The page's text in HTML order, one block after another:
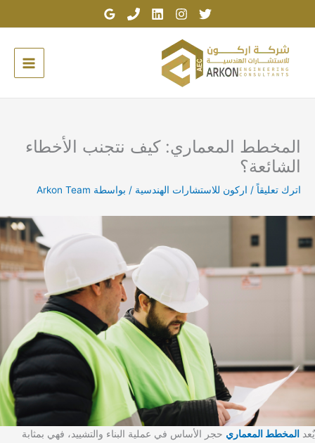
المخطط المعماري: كيف نتجنب الأخطاء
الشائعة؟
اترك تعليقاً / اركون للاستشارات الهندسية / بواسطة Arkon Team
يٌعد المخطط المعماري حجر الأساس في عملية البناء والتشييد، فهي بمثابة